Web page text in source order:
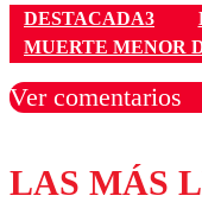
DESTACADA3
MUERTE MENOR
Ver comentarios
Los
LAS MÁS